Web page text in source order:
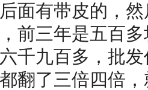
面有带皮的，
前三年是五百
千九百多，批
翻了三倍四倍